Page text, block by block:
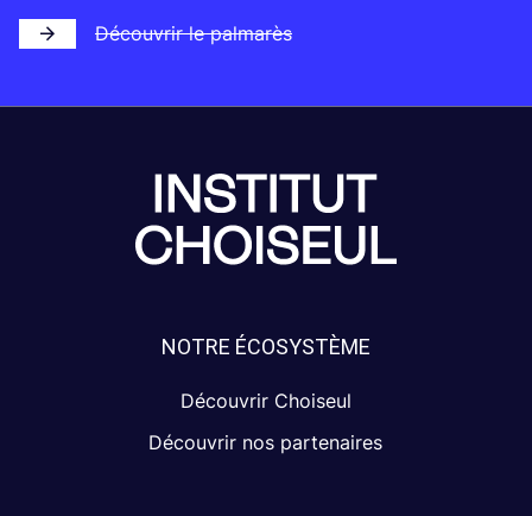
Découvrir le palmarès
NOTRE ÉCOSYSTÈME
Découvrir Choiseul
Découvrir nos partenaires